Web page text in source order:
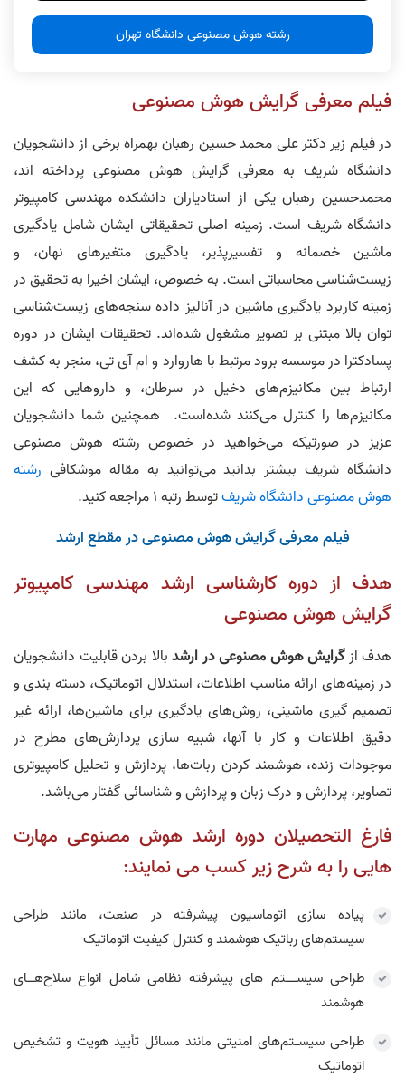
رشته هوش مصنوعی دانشگاه تهران
فیلم معرفی گرایش هوش مصنوعی
در فیلم زیر دکتر علی محمد حسین رهبان بهمراه برخی از دانشجویان
دانشگاه شریف به معرفی گرایش هوش مصنوعی پرداخته اند،
محمد‌حسین رهبان یکی از استادیاران دانشکده مهندسی کامپیوتر
دانشگاه شریف است. زمینه اصلی تحقیقاتی ایشان شامل یادگیری
ماشین خصمانه و تفسیرپذیر، یادگیری متغیرهای نهان، و
زیست‌شناسی محاسباتی است. به خصوص، ایشان اخیرا به تحقیق در
زمینه کاربرد یادگیری ماشین در آنالیز داده سنجه‌های زیست‌شناسی
توان بالا مبتنی بر تصویر مشغول شده‌اند. تحقیقات ایشان در دوره
پسادکترا در موسسه برود مرتبط با هاروارد و ام آی تی، منجر به کشف
ارتباط بین مکانیزم‌های دخیل در سرطان، و داروهایی که این
مکانیزم‌ها را کنترل می‌کنند شده‌است. همچنین شما دانشجویان
عزیز در صورتیکه می‌خواهید در خصوص رشته هوش مصنوعی
دانشگاه شریف بیشتر بدانید می‌توانید به مقاله موشکافی رشته
هوش مصنوعی دانشگاه شریفتوسط رتبه 1 مراجعه کنید.
فیلم معرفی گرایش هوش مصنوعی در مقطع ارشد
هدف از دوره کارشناسی ارشد مهندسی کامپیوتر
گرایش هوش مصنوعی
هدف ازگرایش هوش مصنوعی در ارشدبالا بردن قابلیت دانشجویان
در زمینه‌های ارائه مناسب اطلاعات، استدلال اتوماتیک، دسته بندی و
تصمیم گیری ماشینی، روش‌های یادگیری برای ماشین‌ها، ارائه غیر
دقیق اطلاعات و کار با آنها، شبیه سازی پردازش‌های مطرح در
موجودات زنده، هوشمند کردن ربات‌ها، پردازش و تحلیل کامپیوتری
تصاویر، پردازش و درک زبان و پردازش و شناسائی گفتار می‌باشد.
فارغ التحصیلان دوره ارشد هوش مصنوعی مهارت
هایی را به شرح زیر کسب می نمایند:
پیاده سازی اتوماسیون پیشرفته در صنعت، مانند طراحی
سیستم‌های رباتیک هوشمند و کنترل کیفیت اتوماتیک
طراحی سیســـتم های پیشرفته نظامی شامل انواع سلاح‌هــای
هوشمند
طراحی سیسـتم‌های امنیتی مانند مسائل تأیید هویت و تشخیص
اتوماتیک